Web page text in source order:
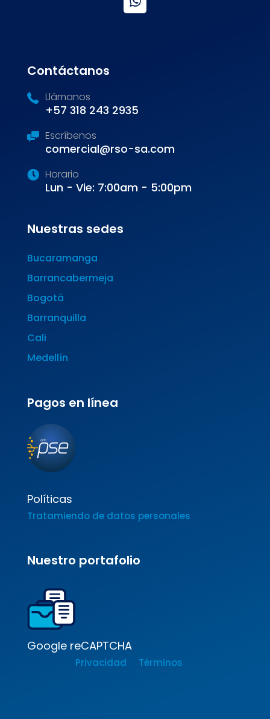
Contáctanos
Llámanos
+57 318 243 2935
Escríbenos
comercial@rso-sa.com
Horario
Lun - Vie: 7:00am - 5:00pm
Nuestras sedes
Bucaramanga
Barrancabermeja
Bogotá
Barranquilla
Cali
Medellín
Pagos en línea
Políticas
Tratamiendo de datos personales
Nuestro portafolio
Google reCAPTCHA
Privacidad Términos